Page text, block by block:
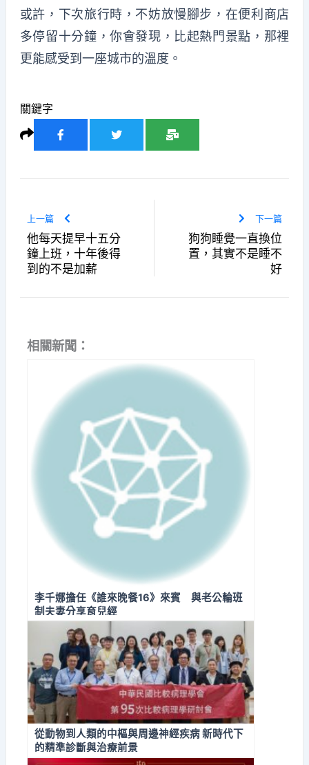
或許，下次旅行時，不妨放慢腳步，在便利商店
多停留十分鐘，你會發現，比起熱門景點，那裡
更能感受到一座城市的溫度。
關鍵字
上一篇
他每天提早十五分
鐘上班，十年後得
到的不是加薪
下一篇
狗狗睡覺一直換位
置，其實不是睡不
好
相關新聞：
李千娜擔任《誰來晚餐16》來賓 與老公輪班
制夫妻分享育兒經
從動物到人類的中樞與周邊神經疾病 新時代下
的精準診斷與治療前景